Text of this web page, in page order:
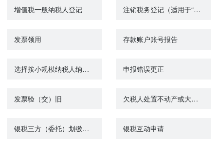
增值税一般纳税人登记 注销税务登记（适用于“一照一码”“两证整合”以外的纳税人）
发票领用 存款账户账号报告
选择按小规模纳税人纳税的情况说明 申报错误更正
发票验（交）旧 欠税人处置不动产或大额资产报告
银税三方（委托）划缴协议 银税互动申请